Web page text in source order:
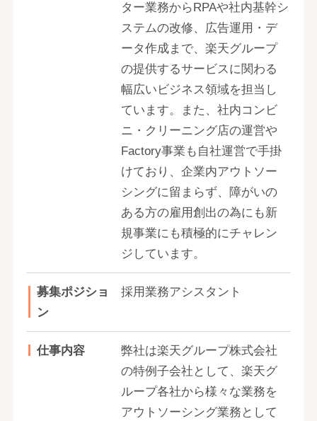
ター業務からRPAや社内基幹シ
ステムの改修、広告運用・デ
ータ作成まで、楽天グループ
の提供するサービスに関わる
幅広いビジネス領域を担当し
ています。また、社内コンビ
ニ・クリーニング店の運営や
Factory事業も自社運営で手掛
けており、企業内アウトソー
シングに留まらず、障がいの
ある方の雇用創出の為にも新
規事業にも積極的にチャレン
ジしています。
募集ポジショ
ン
採用業務アシスタント
仕事内容
弊社は楽天グループ株式会社
の特例子会社として、楽天グ
ループ各社から様々な業務を
アウトソーシング業務として